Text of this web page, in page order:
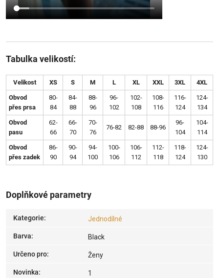
Tabulka velikostí:
Velikost XS S M L XL XXL 3XL 4XL
Obvod
přes prsa
80-
84
84-
88
88-
96
96-
102
102-
108
108-
116
116-
124
124-
134
Obvod
pasu
62-
66
66-
70
70-
76
76-82 82-88 88-96
96-
104
104-
114
Obvod
přes zadek
86-
90
90-
94
94-
100
100-
106
106-
112
112-
118
118-
124
124-
130
Doplňkové parametry
Kategorie: Jednodílné
Barva: Black
Určeno pro: Ženy
Novinka: 1